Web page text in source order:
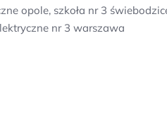
opole, szkoła nr 3
nr 3 warszawa